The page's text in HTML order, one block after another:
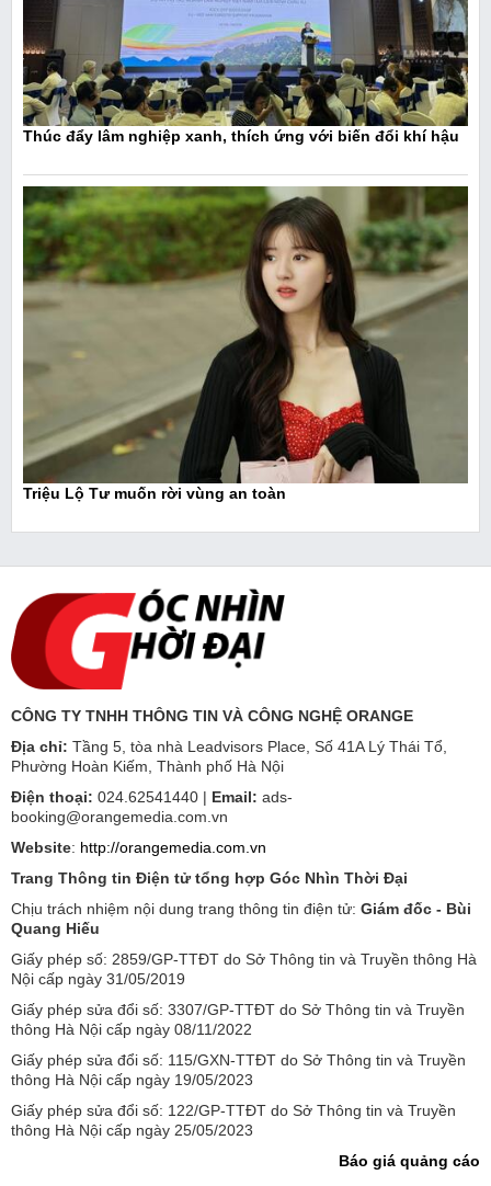
Thúc đẩy lâm nghiệp xanh, thích ứng với biến đổi khí hậu
Triệu Lộ Tư muốn rời vùng an toàn
CÔNG TY TNHH THÔNG TIN VÀ CÔNG NGHỆ ORANGE
Địa chỉ: Tầng 5, tòa nhà Leadvisors Place, Số 41A Lý Thái Tổ,
Phường Hoàn Kiếm, Thành phố Hà Nội
Điện thoại: 024.62541440 | Email: ads-
booking@orangemedia.com.vn
Website: http://orangemedia.com.vn
Trang Thông tin Điện tử tổng hợp Góc Nhìn Thời Đại
Chịu trách nhiệm nội dung trang thông tin điện tử: Giám đốc - Bùi
Quang Hiếu
Giấy phép số: 2859/GP-TTĐT do Sở Thông tin và Truyền thông Hà
Nội cấp ngày 31/05/2019
Giấy phép sửa đổi số: 3307/GP-TTĐT do Sở Thông tin và Truyền
thông Hà Nội cấp ngày 08/11/2022
Giấy phép sửa đổi số: 115/GXN-TTĐT do Sở Thông tin và Truyền
thông Hà Nội cấp ngày 19/05/2023
Giấy phép sửa đổi số: 122/GP-TTĐT do Sở Thông tin và Truyền
thông Hà Nội cấp ngày 25/05/2023
Báo giá quảng cáo